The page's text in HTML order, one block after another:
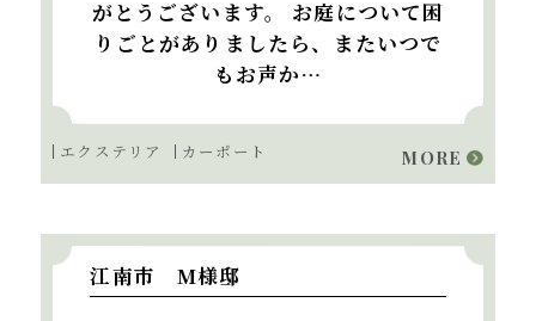
がとうございます。 お庭について困
りごとがありましたら、またいつで
もお声か…
エクステリア カーポート MORE
江南市 M様邸